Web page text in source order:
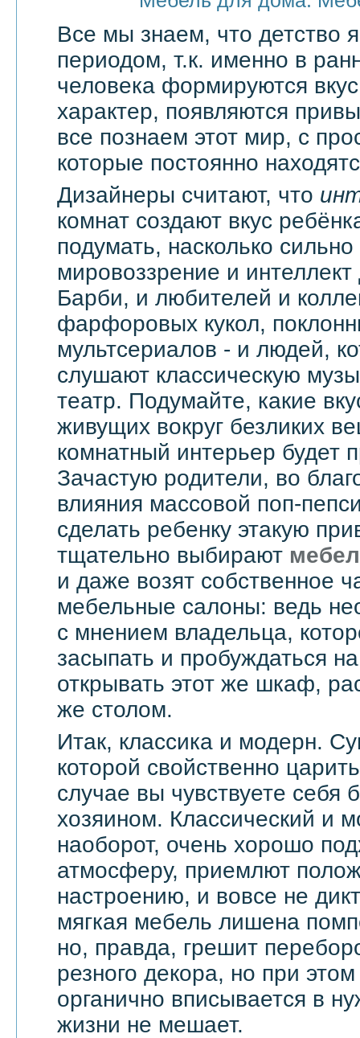
Все мы знаем, что детство
периодом, т.к. именно в
человека формируются
характер, появляются
все познаем этот мир, с
которые постоянно
Дизайнеры считают, что
комнат создают вкус
подумать, насколько сильно
мировоззрение и
Барби, и любителей и
фарфоровых кукол,
мультсериалов - и людей,
слушают классическую
театр. Подумайте, какие
живущих вокруг безликих
комнатный интерьер будет
Зачастую родители, во
влияния массовой поп-
сделать ребенку этакую
тщательно выбирают
и даже возят собственное
мебельные салоны: ведь
с мнением владельца,
засыпать и пробуждаться
открывать этот же шкаф,
же столом.
Итак, классика и модерн.
которой свойственно
случае вы чувствуете себя
хозяином. Классический и
наоборот, очень хорошо
атмосферу, приемлют
настроению, и вовсе не
мягкая мебель лишена
но, правда, грешит
резного декора, но при
органично вписывается в
жизни не мешает.